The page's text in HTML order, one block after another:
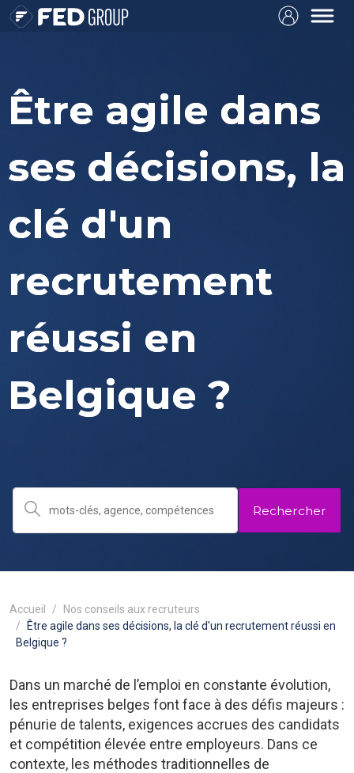
Être agile dans
ses décisions, la
clé d'un
recrutement
réussi en
Belgique ?
Rechercher
Accueil
Nos conseils aux recruteurs
Être agile dans ses décisions, la clé d'un recrutement réussi en
Belgique ?
Dans un marché de l’emploi en constante évolution,
les entreprises belges font face à des défis majeurs :
pénurie de talents, exigences accrues des candidats
et compétition élevée entre employeurs. Dans ce
contexte, les méthodes traditionnelles de